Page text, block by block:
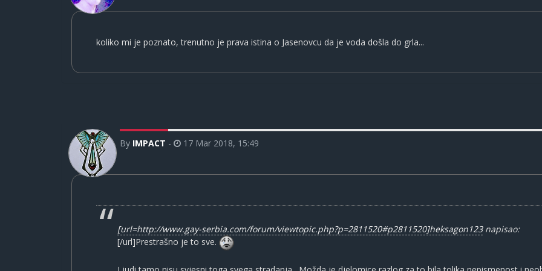
koliko mi je poznato, trenutno je prava istina o Jasenovcu da je voda došla do grla...
By IMPACT - 17 Mar 2018, 15:49
[url=http://www.gay-serbia.com/forum/viewtopic.php?p=2811520#p2811520]heksagon123napisao:
[/url]Prestrašno je to sve.